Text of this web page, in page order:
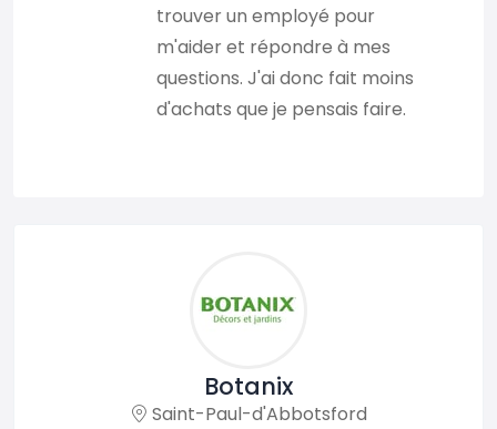
trouver un employé pour
m'aider et répondre à mes
questions. J'ai donc fait moins
d'achats que je pensais faire.
Botanix
Saint-Paul-d'Abbotsford